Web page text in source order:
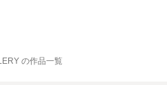
の作品一覧